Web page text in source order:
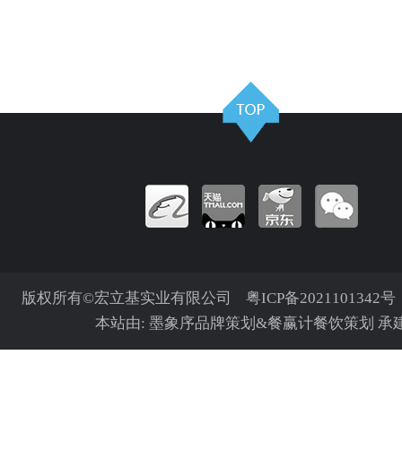
版权所有©宏立基实业有限公司 粤ICP备2021101342号
本站由: 墨象序品牌策划 &餐赢计餐饮策划 承